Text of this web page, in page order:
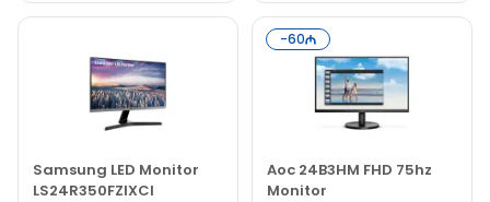
Samsung LED Monitor
LS24R350FZIXCI
-60
Aoc 24B3HM FHD 75hz
Monitor